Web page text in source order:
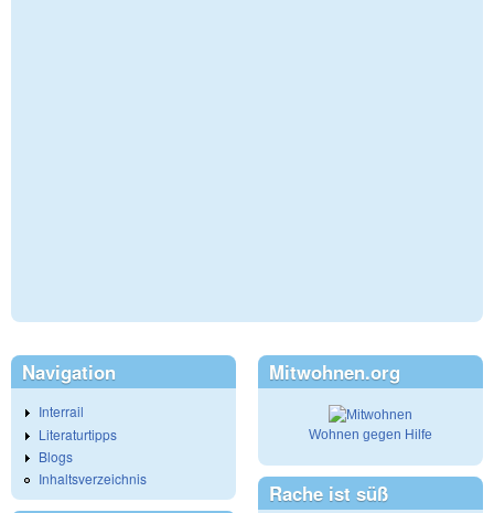
Navigation
Interrail
Literaturtipps
Blogs
Inhaltsverzeichnis
Mitwohnen.org
Wohnen gegen Hilfe
Rache ist süß